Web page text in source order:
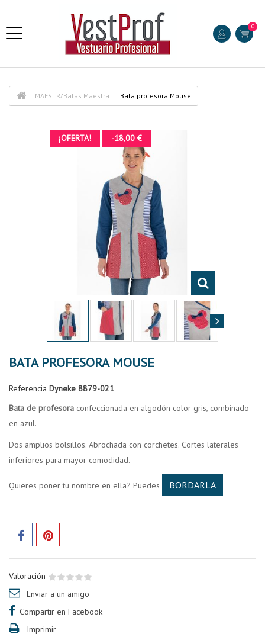
0
MAESTRABatas Maestra Bata profesora Mouse
¡OFERTA! -18,00 €
BATA PROFESORA MOUSE
Referencia Dyneke 8879-021
Bata de profesora confeccionada en algodón color gris, combinado
en azul.
Dos amplios bolsillos. Abrochada con corchetes. Cortes laterales
inferiores para mayor comodidad.
Quieres poner tu nombre en ella? Puedes BORDARLA
Valoración
Enviar a un amigo
Compartir en Facebook
Imprimir